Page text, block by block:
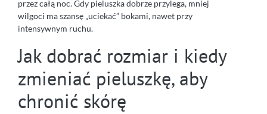
przez całą noc. Gdy pieluszka dobrze przylega, mniej
wilgoci ma szansę „uciekać” bokami, nawet przy
intensywnym ruchu.
Jak dobrać rozmiar i kiedy
zmieniać pieluszkę, aby
chronić skórę